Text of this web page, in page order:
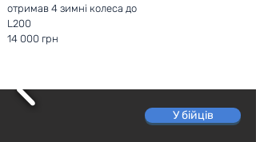
отримав 4 зимні колеса до
L200
14 000 грн
У бійців